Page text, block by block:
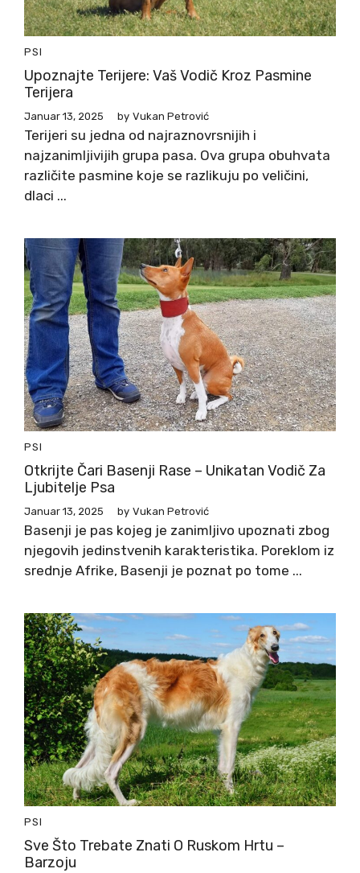
PSI
Upoznajte Terijere: Vaš Vodič Kroz Pasmine
Terijera
Januar 13, 2025 by Vukan Petrović
Terijeri su jedna od najraznovrsnijih i
najzanimljivijih grupa pasa. Ova grupa obuhvata
različite pasmine koje se razlikuju po veličini,
dlaci ...
PSI
Otkrijte Čari Basenji Rase – Unikatan Vodič Za
Ljubitelje Psa
Januar 13, 2025 by Vukan Petrović
Basenji je pas kojeg je zanimljivo upoznati zbog
njegovih jedinstvenih karakteristika. Poreklom iz
srednje Afrike, Basenji je poznat po tome ...
PSI
Sve Što Trebate Znati O Ruskom Hrtu –
Barzoju